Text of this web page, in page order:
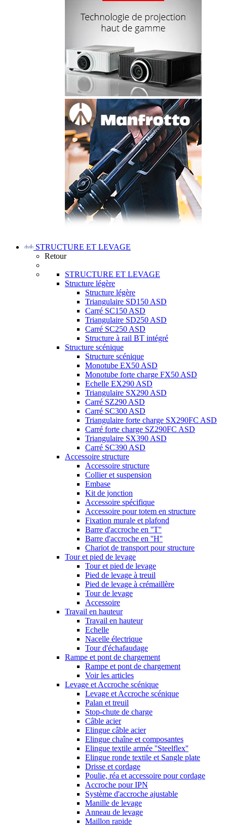
STRUCTURE ET LEVAGE
Retour
STRUCTURE ET LEVAGE
Structure légère
Structure légère
Triangulaire SD150 ASD
Carré SC150 ASD
Triangulaire SD250 ASD
Carré SC250 ASD
Structure à rail BT intégré
Structure scénique
Structure scénique
Monotube EX50 ASD
Monotube forte charge FX50 ASD
Echelle EX290 ASD
Triangulaire SX290 ASD
Carré SZ290 ASD
Carré SC300 ASD
Triangulaire forte charge SX290FC ASD
Carré forte charge SZ290FC ASD
Triangulaire SX390 ASD
Carré SC390 ASD
Accessoire structure
Accessoire structure
Collier et suspension
Embase
Kit de jonction
Accessoire spécifique
Accessoire pour totem en structure
Fixation murale et plafond
Barre d'accroche en ''T''
Barre d'accroche en ''H''
Chariot de transport pour structure
Tour et pied de levage
Tour et pied de levage
Pied de levage à treuil
Pied de levage à crémaillère
Tour de levage
Accessoire
Travail en hauteur
Travail en hauteur
Echelle
Nacelle électrique
Tour d'échafaudage
Rampe et pont de chargement
Rampe et pont de chargement
Voir les articles
Levage et Accroche scénique
Levage et Accroche scénique
Palan et treuil
Stop-chute de charge
Câble acier
Elingue câble acier
Elingue chaîne et composantes
Elingue textile armée ''Steelflex''
Elingue ronde textile et Sangle plate
Drisse et cordage
Poulie, réa et accessoire pour cordage
Accroche pour IPN
Système d'accroche ajustable
Manille de levage
Anneau de levage
Maillon rapide